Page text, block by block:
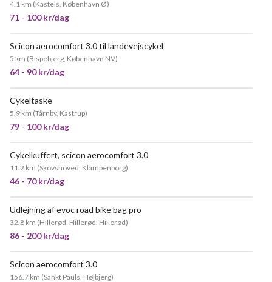
4.1 km (Kastels, København Ø)
71 - 100 kr/dag
Scicon aerocomfort 3.0 til landevejscykel
5 km (Bispebjerg, København NV)
64 - 90 kr/dag
Cykeltaske
5.9 km (Tårnby, Kastrup)
79 - 100 kr/dag
Cykelkuffert, scicon aerocomfort 3.0
11.2 km (Skovshoved, Klampenborg)
46 - 70 kr/dag
Udlejning af evoc road bike bag pro
32.8 km (Hillerød, Hillerød, Hillerød)
86 - 200 kr/dag
Scicon aerocomfort 3.0
156.7 km (Sankt Pauls, Højbjerg)